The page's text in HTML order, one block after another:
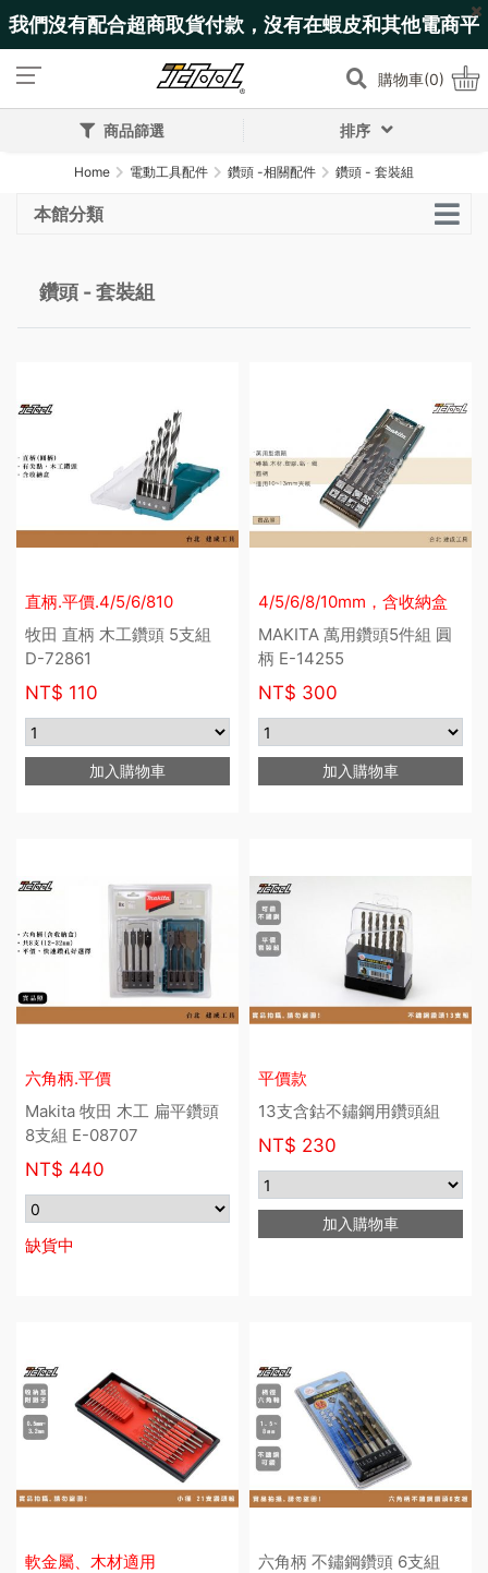
我們沒有配合超商取貨付款，沒有在蝦皮和其他電商平
台上架! 購物車(0)
商品篩選 排序
Home 電動工具配件 鑽頭 -相關配件 鑽頭 - 套裝組
本館分類
鑽頭 - 套裝組
直柄.平價.4/5/6/810
牧田 直柄 木工鑽頭 5支組
D-72861
NT$ 110
加入購物車
4/5/6/8/10mm，含收納盒
MAKITA 萬用鑽頭5件組 圓
柄 E-14255
NT$ 300
加入購物車
六角柄.平價
Makita 牧田 木工 扁平鑽頭
8支組 E-08707
NT$ 440
缺貨中
平價款
13支含鈷不鏽鋼用鑽頭組
NT$ 230
加入購物車
軟金屬、木材適用
六角柄 不鏽鋼鑽頭 6支組